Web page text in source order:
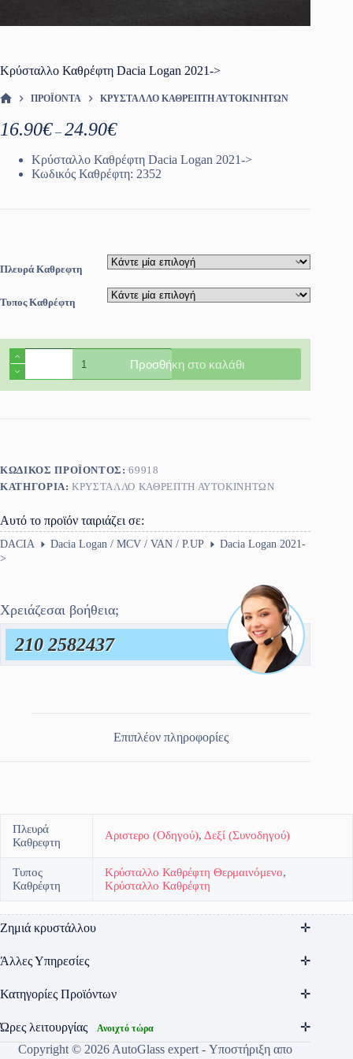
Κρύσταλλο Καθρέφτη Dacia Logan 2021->
ΠΡΟΪΌΝΤΑ ΚΡΎΣΤΑΛΛΟ ΚΑΘΡΈΠΤΗ ΑΥΤΟΚΙΝΗΤΩΝ
16.90€ – 24.90€Price
16.90€
through
24.90€
Κρύσταλλο Καθρέφτη Dacia Logan 2021->
Κωδικός Καθρέφτη: 2352
Πλευρά Καθρεφτη
Τυπος Καθρέφτη
Κρύσταλλο
Καθρέφτη
Dacia
Logan
Προσθήκη στο καλάθι
ΚΩΔΙΚΌΣ ΠΡΟΪΌΝΤΟΣ:69918
ΚΑΤΗΓΟΡΊΑ:ΚΡΎΣΤΑΛΛΟ ΚΑΘΡΈΠΤΗ ΑΥΤΟΚΙΝΗΤΩΝ
Αυτό το προϊόν ταιριάζει σε:
DACIA Dacia Logan / MCV / VAN / P.UP
Dacia Logan 2021-
>
Χρειάζεσαι βοήθεια;
210 2582437
Επιπλέον πληροφορίες
Πλευρά
Καθρεφτη
Αριστερο (Οδηγού), Δεξί (Συνοδηγού)
Τυπος
Καθρέφτη
Κρύσταλλο Καθρέφτη Θερμαινόμενο,
Κρύσταλλο Καθρέφτη
Ζημιά κρυστάλλου
Άλλες Υπηρεσίες
Κατηγορίες Προϊόντων
Ώρες λειτουργίας Ανοιχτό τώρα
Copyright © 2026 AutoGlass expert - Υποστήριξη απο